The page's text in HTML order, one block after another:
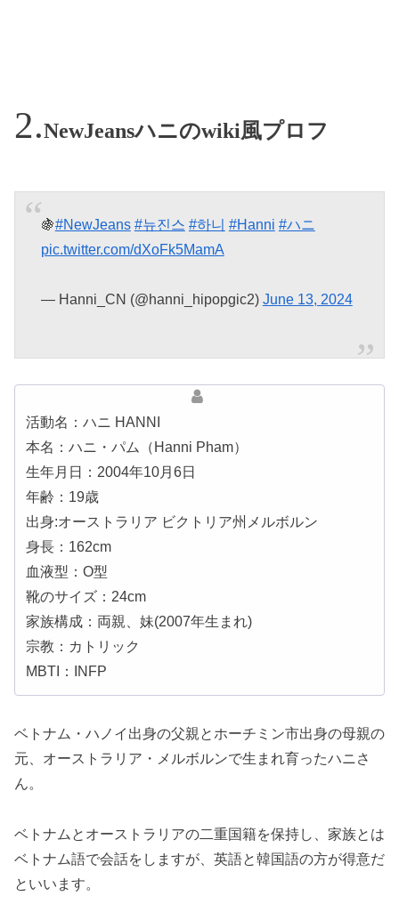
NewJeansハニのwiki風プロフ
🍇#NewJeans #뉴진스 #하니 #Hanni #ハニ
pic.twitter.com/dXoFk5MamA
— Hanni_CN (@hanni_hipopgic2) June 13, 2024
活動名：ハニ HANNI
本名：ハニ・パム（Hanni Pham）
生年月日：2004年10月6日
年齢：19歳
出身:オーストラリア ビクトリア州メルボルン
身長：162cm
血液型：O型
靴のサイズ：24cm
家族構成：両親、妹(2007年生まれ)
宗教：カトリック
MBTI：INFP
ベトナム・ハノイ出身の父親とホーチミン市出身の母親の
元、オーストラリア・メルボルンで生まれ育ったハニさ
ん。
ベトナムとオーストラリアの二重国籍を保持し、家族とは
ベトナム語で会話をしますが、英語と韓国語の方が得意だ
といいます。